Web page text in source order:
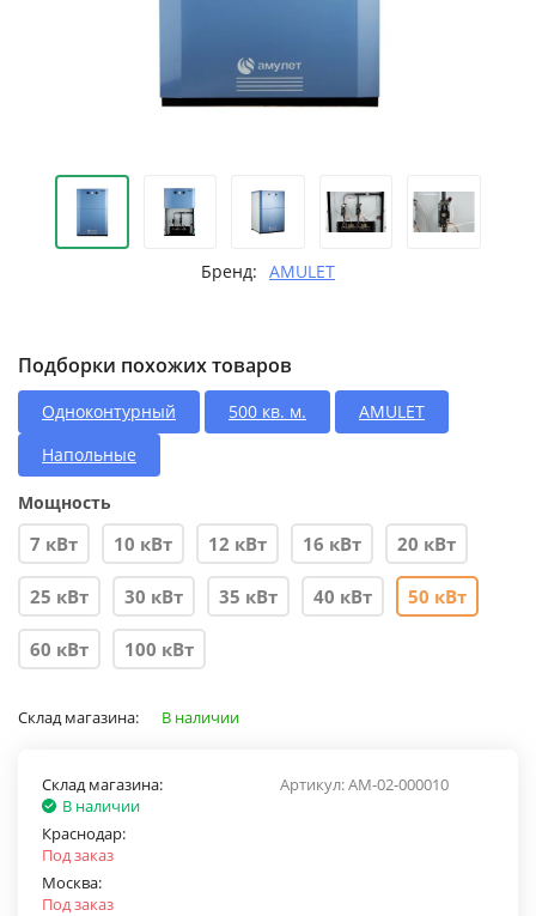
Бренд: AMULET
Подборки похожих товаров
Одноконтурный 500 кв. м.
AMULET
Напольные
Мощность
7 кВт 10 кВт 12 кВт 16 кВт 20 кВт
25 кВт 30 кВт 35 кВт 40 кВт 50 кВт
60 кВт 100 кВт
Склад магазина: В наличии
Артикул:AM-02-000010
Склад магазина:
В наличии
Краснодар:
Под заказ
Москва:
Под заказ